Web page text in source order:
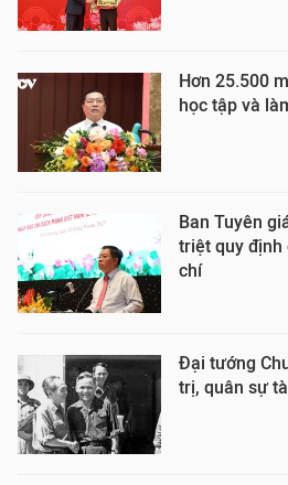
Hơn 25.500
học tập và
Ban Tuyên
triệt quy định
chí
Đại tướng
trị, quân sự